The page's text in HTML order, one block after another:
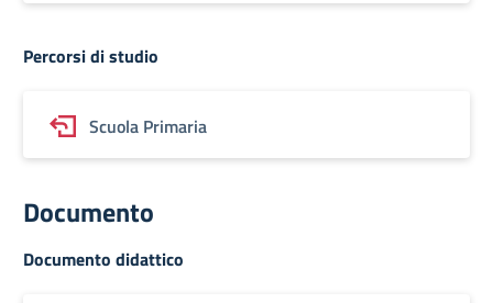
Percorsi di studio
Scuola Primaria
Documento
Documento didattico